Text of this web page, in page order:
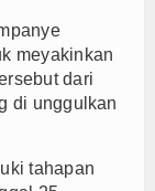
meyakinkan
dari
di unggulkan
tahapan